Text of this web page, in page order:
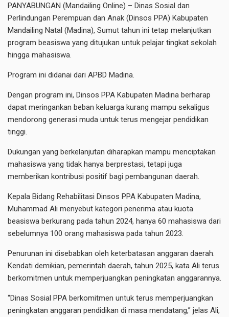
PANYABUNGAN (Mandailing Online) – Dinas Sosial dan
Perlindungan Perempuan dan Anak (Dinsos PPA) Kabupaten
Mandailing Natal (Madina), Sumut tahun ini tetap melanjutkan
program beasiswa yang ditujukan untuk pelajar tingkat sekolah
hingga mahasiswa.
Program ini didanai dari APBD Madina.
Dengan program ini, Dinsos PPA Kabupaten Madina berharap
dapat meringankan beban keluarga kurang mampu sekaligus
mendorong generasi muda untuk terus mengejar pendidikan
tinggi.
Dukungan yang berkelanjutan diharapkan mampu menciptakan
mahasiswa yang tidak hanya berprestasi, tetapi juga
memberikan kontribusi positif bagi pembangunan daerah.
Kepala Bidang Rehabilitasi Dinsos PPA Kabupaten Madina,
Muhammad Ali menyebut kategori penerima atau kuota
beasiswa berkurang pada tahun 2024, hanya 60 mahasiswa dari
sebelumnya 100 orang mahasiswa pada tahun 2023.
Penurunan ini disebabkan oleh keterbatasan anggaran daerah.
Kendati demikian, pemerintah daerah, tahun 2025, kata Ali terus
berkomitmen untuk memperjuangkan peningkatan anggarannya.
“Dinas Sosial PPA berkomitmen untuk terus memperjuangkan
peningkatan anggaran pendidikan di masa mendatang,” jelas Ali,